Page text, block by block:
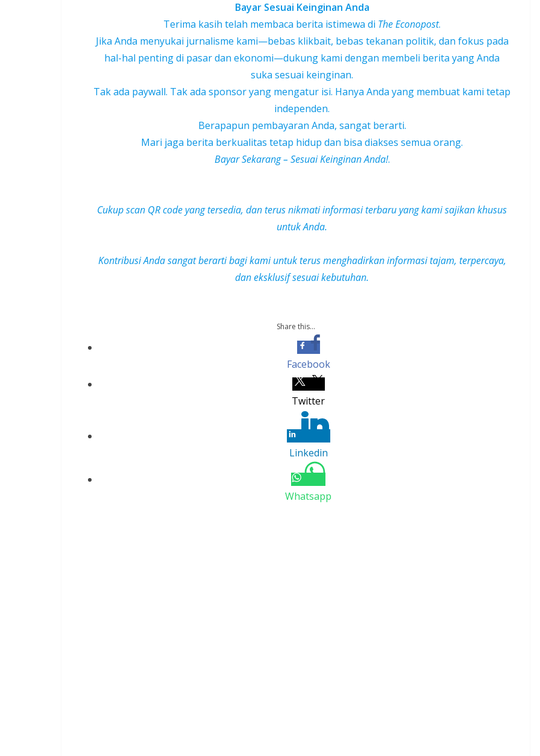
Bayar Sesuai Keinginan Anda
Terima kasih telah membaca berita istimewa di The Econopost.
Jika Anda menyukai jurnalisme kami—bebas klikbait, bebas tekanan politik, dan fokus pada
hal-hal penting di pasar dan ekonomi—dukung kami dengan membeli berita yang Anda
suka sesuai keinginan.
Tak ada paywall. Tak ada sponsor yang mengatur isi. Hanya Anda yang membuat kami tetap
independen.
Berapapun pembayaran Anda, sangat berarti.
Mari jaga berita berkualitas tetap hidup dan bisa diakses semua orang.
Bayar Sekarang – Sesuai Keinginan Anda!.
Cukup scan QR code yang tersedia, dan terus nikmati informasi terbaru yang kami sajikan khusus
untuk Anda.
Kontribusi Anda sangat berarti bagi kami untuk terus menghadirkan informasi tajam, terpercaya,
daneksklusifsesuai kebutuhan.
Share this...
Facebook
Twitter
Linkedin
Whatsapp